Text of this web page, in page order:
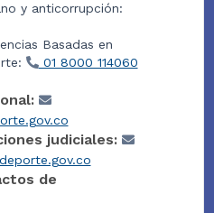
y anticorrupción:
Basadas en
01 8000 114060
judiciales:
de